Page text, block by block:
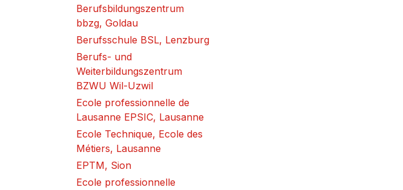
Berufsbildungszentrum
bbzg, Goldau
Berufsschule BSL, Lenzburg
Berufs- und
Weiterbildungszentrum
BZWU Wil-Uzwil
Ecole professionnelle de
Lausanne EPSIC, Lausanne
Ecole Technique, Ecole des
Métiers, Lausanne
EPTM, Sion
Ecole professionnelle